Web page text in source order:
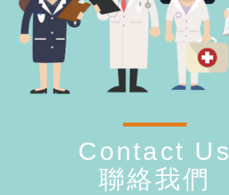
Contact Us
聯絡我們